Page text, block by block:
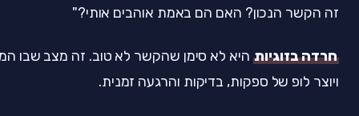
זה הקשר הנכון? האם הם באמת אוהבים אותי?"
חרדה בזוגיות היא לא סימן שהקשר לא טוב. זה מצב שבו
ויוצר לופ של ספקות, בדיקות והרגעה זמנית.